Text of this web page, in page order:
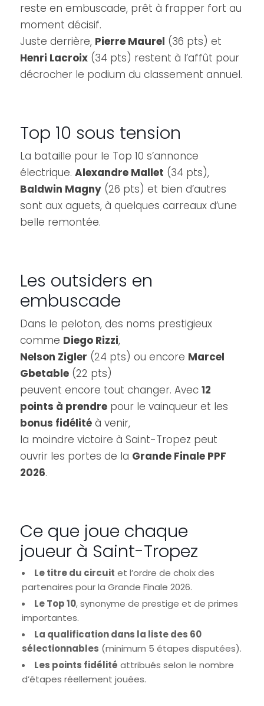
reste en embuscade, prêt à frapper fort au
moment décisif.
Juste derrière, Pierre Maurel (36 pts) et
Henri Lacroix (34 pts) restent à l’affût pour
décrocher le podium du classement annuel.
Top 10 sous tension
La bataille pour le Top 10 s’annonce
électrique.Alexandre Mallet (34 pts),
Baldwin Magny (26 pts) et bien d’autres
sont aux aguets, à quelques carreaux d’une
belle remontée.
Les outsiders en
embuscade
Dans le peloton, des noms prestigieux
comme Diego Rizzi,
Nelson Zigler (24 pts) ou encore Marcel
Gbetable (22 pts)
peuvent encore tout changer. Avec12
points à prendre pour le vainqueur et les
bonus fidélité à venir,
la moindre victoire à Saint-Tropez peut
ouvrir les portes de la Grande Finale PPF
2026.
Ce que joue chaque
joueur à Saint-Tropez
Le titre du circuit et l’ordre de choix des
partenaires pour la Grande Finale 2026.
Le Top 10, synonyme de prestige et de primes
importantes.
La qualification dans la liste des 60
sélectionnables (minimum 5 étapes disputées).
Les points fidélité attribués selon le nombre
d’étapes réellement jouées.